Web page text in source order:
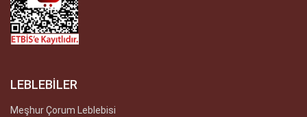
LEBLEBİLER
Meşhur Çorum Leblebisi